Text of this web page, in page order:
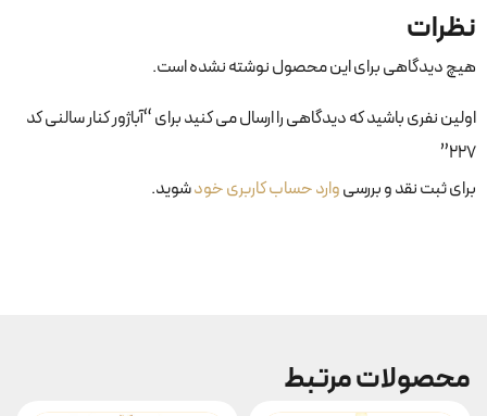
نظرات
هیچ دیدگاهی برای این محصول نوشته نشده است.
اولین نفری باشید که دیدگاهی را ارسال می کنید برای “آباژور کنار سالنی کد
۲۲۷”
برای ثبت نقد و بررسیوارد حساب کاربری خودشوید.
محصولات مرتبط